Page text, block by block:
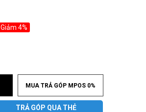
Giảm 4%
MUA TRẢ GÓP MPOS 0%
TRẢ GÓP QUA THẺ